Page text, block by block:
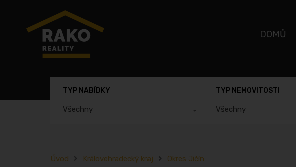
DOMŮ
TYP NABÍDKY
Všechny
TYP NEMOVITOSTI
Všechny
Úvod Královehradecký kraj Okres Jičín